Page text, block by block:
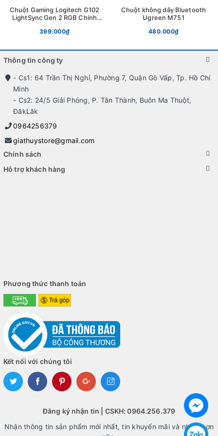
Chuột Gaming Logitech G102
LightSync Gen 2 RGB Chính
399.000₫
Chuột không dây Bluetooth
Ugreen M751
480.000₫
Thông tin công ty
- Cs1: 64 Trần Thị Nghỉ, Phường 7, Quận Gò Vấp, Tp. Hồ Chí
Minh
- Cs2: 24/5 Giải Phóng, P. Tân Thành, Buôn Ma Thuột,
ĐăkLăk
0964256379
giathuystore@gmail.com
Chính sách
Hỗ trợ khách hàng
Phương thức thanh toán
Kết nối với chúng tôi
Đăng ký nhận tin | CSKH: 0964.256.379
Nhận thông tin sản phẩm mới nhất, tin khuyến mãi và nhiều hơn